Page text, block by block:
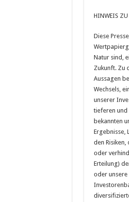
HINWEIS ZU
Diese
Natur sind,
Zukunft. Zu
Aussagen
Wechsels,
unserer
tieferen und
bekannten
Ergebnisse,
den
oder
Erteilung)
oder unsere